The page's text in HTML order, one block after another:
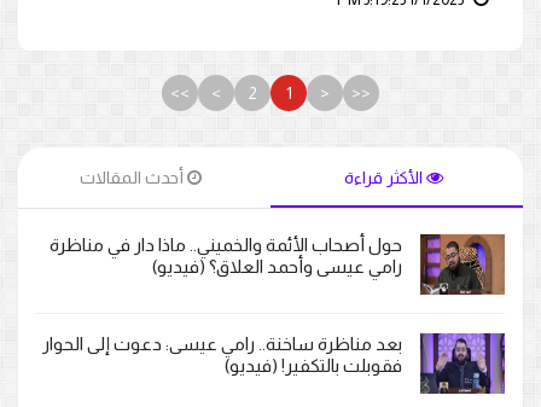
<<
<
1
2
>
>>
الأكثر قراءة أحدث المقالات
حول أصحاب الأئمة والخميني.. ماذا دار في مناظرة
رامي عيسى وأحمد العلاق؟ (فيديو)
بعد مناظرة ساخنة.. رامي عيسى: دعوت إلى الحوار
فقوبلت بالتكفير! (فيديو)